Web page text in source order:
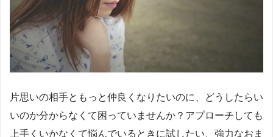
片思いの相手ともっと仲良くなりたいのに、どうしたらい
いのか分からなくて困っていませんか？アプローチしても
上手くいかなくて悩んでいるときに試したい、強力なおま